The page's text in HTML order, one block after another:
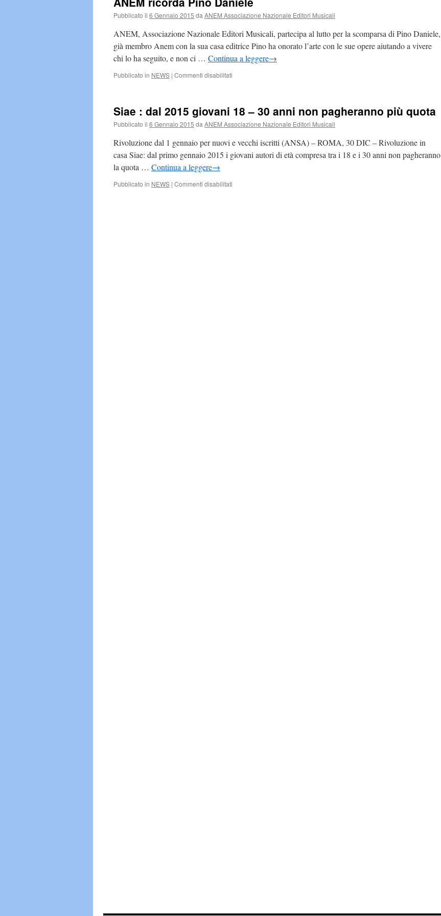
Pubblicato il 6 Gennaio 2015 da ANEM Associazione Nazionale Editori Musicali
ANEM, Associazione Nazionale Editori Musicali, partecipa al lutto per la scomparsa di Pino Daniele,
già membro Anem con la sua casa editrice Pino ha onorato l’arte con le sue opere aiutando a vivere
chi lo ha seguito, e non ci … Continua a leggere→
Pubblicato in NEWS | Commenti disabilitati
Daniele
Siae : dal 2015 giovani 18 – 30 anni non pagheranno più quota
Pubblicato il 6 Gennaio 2015 da ANEM Associazione Nazionale Editori Musicali
Rivoluzione dal 1 gennaio per nuovi e vecchi iscritti (ANSA) – ROMA, 30 DIC – Rivoluzione in
casa Siae: dal primo gennaio 2015 i giovani autori di età compresa tra i 18 e i 30 anni non pagheranno
la quota … Continua a leggere→
Pubblicato in NEWS | Commenti disabilitati